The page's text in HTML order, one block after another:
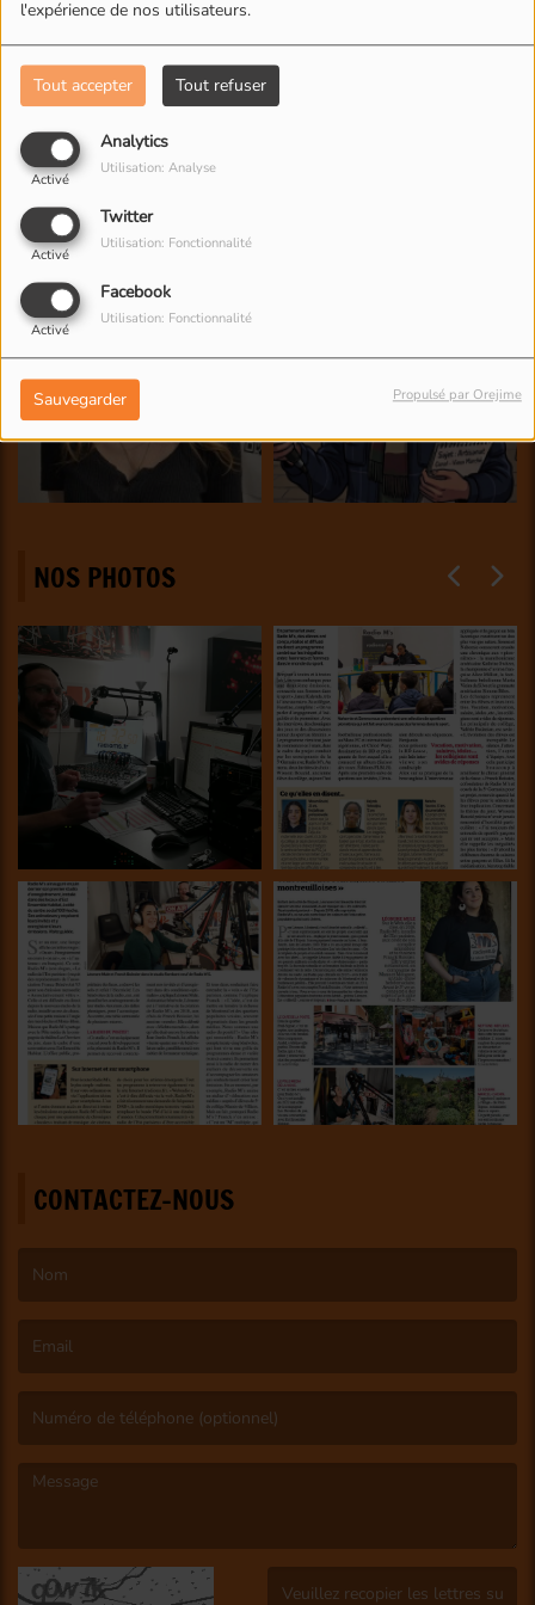
l'expérience de nos utilisateurs.
Tout accepter Tout refuser
Analytics
Activé
Utilisation: Analyse
Twitter
Activé
Utilisation: Fonctionnalité
Facebook
Activé
Utilisation: Fonctionnalité
Sauvegarder Propulsé par Orejime
NOS PHOTOS
CONTACTEZ-NOUS